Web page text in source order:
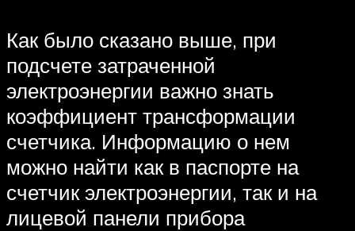
Как было сказано выше, при
подсчете затраченной
электроэнергии важно знать
коэффициент трансформации
счетчика. Информацию о нем
можно найти как в паспорте на
счетчик электроэнергии, так и на
лицевой панели прибора